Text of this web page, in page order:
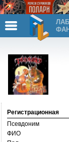
Регистрационная
Псевдоним
ФИО